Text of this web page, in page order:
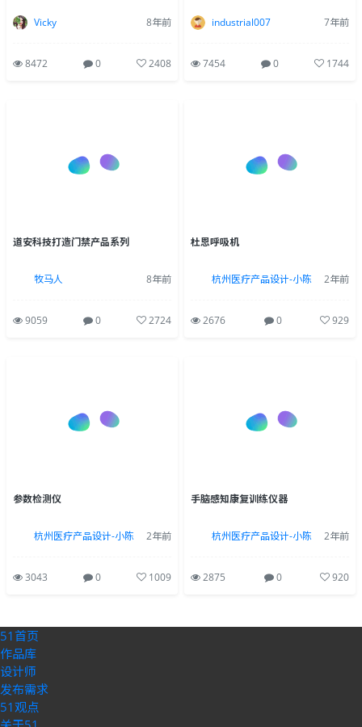
Vicky 8年前
8472 0 2408
industrial007 7年前
7454 0 1744
道安科技打造门禁产品系列
牧马人 8年前
9059 0 2724
杜恩呼吸机
杭州医疗产品设计-小陈 2年前
2676 0 929
参数检测仪
杭州医疗产品设计-小陈 2年前
3043 0 1009
手脑感知康复训练仪器
杭州医疗产品设计-小陈 2年前
2875 0 920
51首页
作品库
设计师
发布需求
51观点